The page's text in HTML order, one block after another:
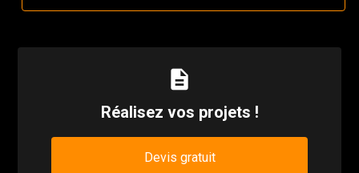
description
Réalisez vos projets !
Devis gratuit